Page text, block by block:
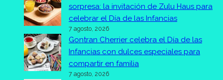
sorpresa: la invitación de Zulu Haus para
celebrar el Día de las Infancias
7 agosto, 2026
Gontran Cherrier celebra el Día de las
Infancias con dulces especiales para
compartir en familia
7 agosto, 2026